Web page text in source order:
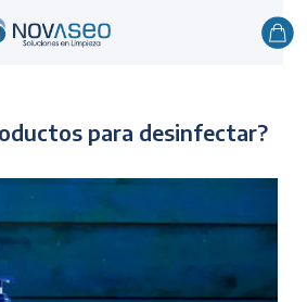
para desinfectar?